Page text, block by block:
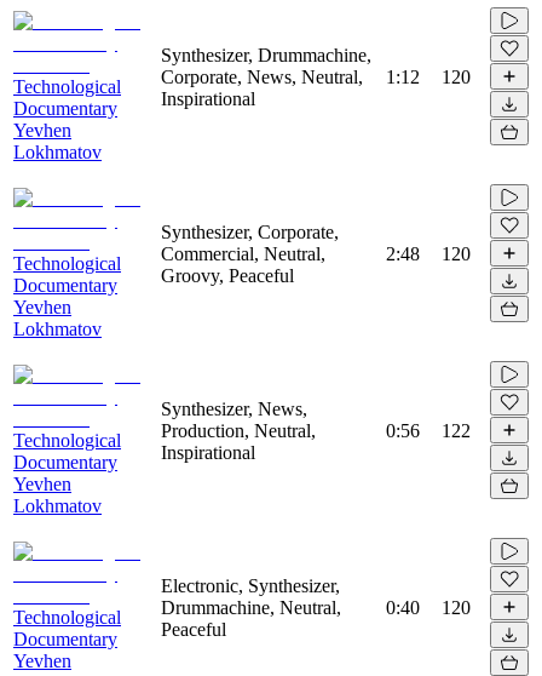
Technological
Documentary
Yevhen
Lokhmatov
Synthesizer, Drummachine,
Corporate, News, Neutral,
Inspirational
1:12 120
Technological
Documentary
Yevhen
Lokhmatov
Synthesizer, Corporate,
Commercial, Neutral,
Groovy, Peaceful
2:48 120
Technological
Documentary
Yevhen
Lokhmatov
Synthesizer, News,
Production, Neutral,
Inspirational
0:56 122
Technological
Documentary
Yevhen
Electronic, Synthesizer,
Drummachine, Neutral,
Peaceful
0:40 120